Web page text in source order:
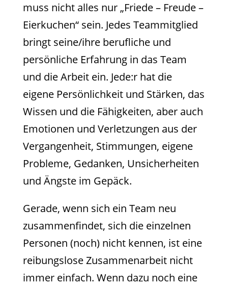
muss nicht alles nur „Friede – Freude –
Eierkuchen“ sein. Jedes Teammitglied
bringt seine/ihre berufliche und
persönliche Erfahrung in das Team
und die Arbeit ein. Jede:r hat die
eigene Persönlichkeit und Stärken, das
Wissen und die Fähigkeiten, aber auch
Emotionen und Verletzungen aus der
Vergangenheit, Stimmungen, eigene
Probleme, Gedanken, Unsicherheiten
und Ängste im Gepäck.
Gerade, wenn sich ein Team neu
zusammenfindet, sich die einzelnen
Personen (noch) nicht kennen, ist eine
reibungslose Zusammenarbeit nicht
immer einfach. Wenn dazu noch eine